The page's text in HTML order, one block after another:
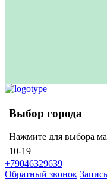
Выбор города
Нажмите для выбора
10-19
+79046329639
Обратный звонок